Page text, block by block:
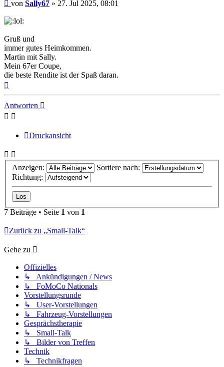
von Sally67 » 27. Jul 2025, 08:01
Gruß und
immer gutes Heimkommen.
Martin mit Sally.
Mein 67er Coupe,
die beste Rendite ist der Spaß daran.
Antworten
Druckansicht
Anzeigen:
Sortiere nach:
Richtung:
7 Beiträge • Seite 1 von 1
Zurück zu „Small-Talk“
Gehe zu
Offizielles
↳ Ankündigungen / News
↳ FoMoCo Nationals
Vorstellungsrunde
↳ User-Vorstellungen
↳ Fahrzeug-Vorstellungen
Gesprächstherapie
↳ Small-Talk
↳ Bilder von Treffen
Technik
↳ Technikfragen